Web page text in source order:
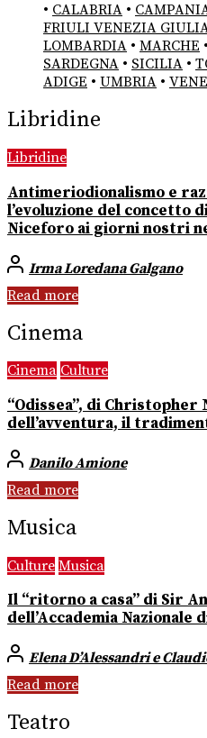
• CALABRIA •
FRIULI VENEZIA
LOMBARDIA • MARCHE •
SARDEGNA • SICILIA •
ADIGE • UMBRIA •
Libridine
Libridine
Antimeriodionalismo e
l’evoluzione del concetto
Niceforo ai giorni nostri
Irma Loredana Galgano
Read more
Cinema
Cinema Culture
“Odissea”, di
dell’avventura, il
Danilo Amione
Read more
Musica
Culture Musica
Il “ritorno a casa” di Sir
dell’Accademia Nazionale
Elena D’Alessandri e
Read more
Teatro